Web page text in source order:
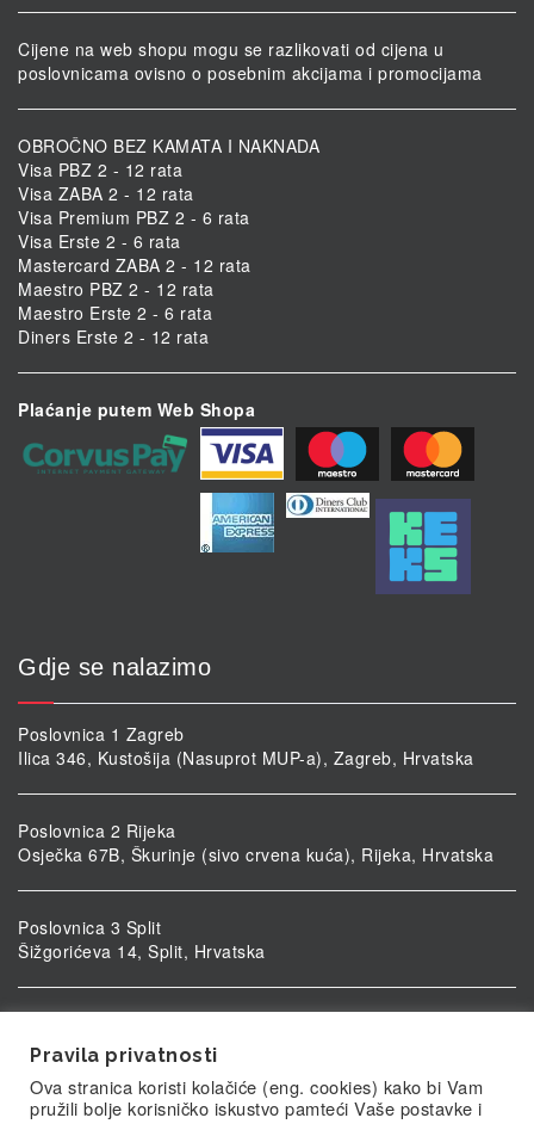
Cijene na web shopu mogu se razlikovati od cijena u
poslovnicama ovisno o posebnim akcijama i promocijama
OBROČNO BEZ KAMATA I NAKNADA
Visa PBZ 2 - 12 rata
Visa ZABA 2 - 12 rata
Visa Premium PBZ 2 - 6 rata
Visa Erste 2 - 6 rata
Mastercard ZABA 2 - 12 rata
Maestro PBZ 2 - 12 rata
Maestro Erste 2 - 6 rata
Diners Erste 2 - 12 rata
Plaćanje putem Web Shopa
Gdje se nalazimo
Poslovnica 1 Zagreb
Ilica 346, Kustošija (Nasuprot MUP-a), Zagreb, Hrvatska
Poslovnica 2 Rijeka
Osječka 67B, Škurinje (sivo crvena kuća), Rijeka, Hrvatska
Poslovnica 3 Split
Šižgorićeva 14, Split, Hrvatska
Ulica kardinala Alojzija Stepinca 5, Vukovar, Hrvatska
Pravila privatnosti
Ova stranica koristi kolačiće (eng. cookies) kako bi Vam
pružili bolje korisničko iskustvo pamteći Vaše postavke i